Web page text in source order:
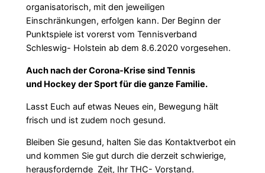
organisatorisch, mit den jeweiligen
Einschränkungen, erfolgen kann. Der Beginn der
Punktspiele ist vorerst vom Tennisverband
Schleswig- Holstein ab dem 8.6.2020 vorgesehen.
Auch nach der Corona-Krise sind Tennis
und Hockey der Sport für die ganze Familie.
Lasst Euch auf etwas Neues ein, Bewegung hält
frisch und ist zudem noch gesund.
Bleiben Sie gesund, halten Sie das Kontaktverbot ein
und kommen Sie gut durch die derzeit schwierige,
herausfordernde Zeit, Ihr THC- Vorstand.